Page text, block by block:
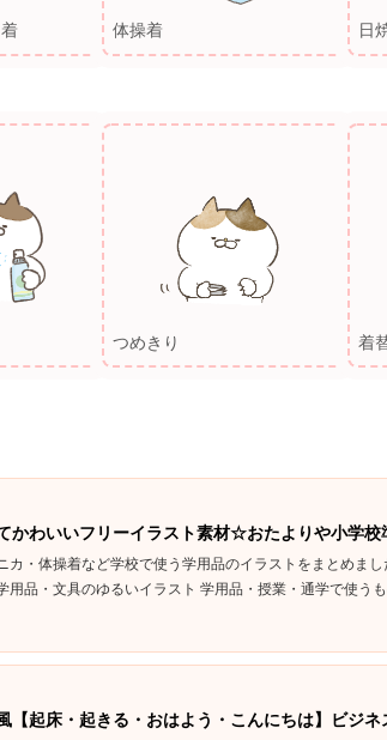
体操着 日
つめきり 着
かわいいフリーイラスト素材☆おたよりや小学校
カ・体操着など学校で使う学用品のイラストをまとめま
用品・文具のゆるいイラスト 学用品・授業・通学で使う
【起床・起きる・おはよう・こんにちは】ビジネ